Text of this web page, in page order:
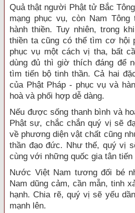
Quả thật người Phật tử Bắc
mạng phục vụ, còn Nam
hành thiền. Tuy nhiên, trong
thiền ta cũng có thể tìm cơ hội
phục vụ một cách vị tha, bất
dùng đủ thì giờ thích đáng để
tìm tiến bộ tinh thần. Cả hai
của Phật Pháp - phục vụ và
hoà và phối hợp dễ dàng.
Nếu được sống thanh bình và
Phật sự, chắc chắn quý vị sẽ
về phương diện vật chất cũng
thần đạo đức. Như thế, quý vị
cùng với những quốc gia tân tiến
Nước Việt Nam tương đối bé
Nam dũng cảm, cần mẫn, tinh
hạnh. Chia rẽ, quý vị sẽ yếu
mạnh lên.